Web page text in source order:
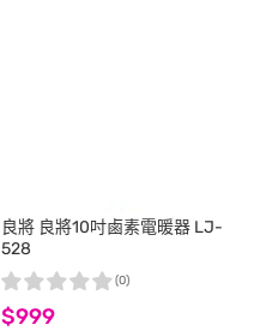
良將 良將10吋鹵素電暖器 LJ-
528
$999
(0)